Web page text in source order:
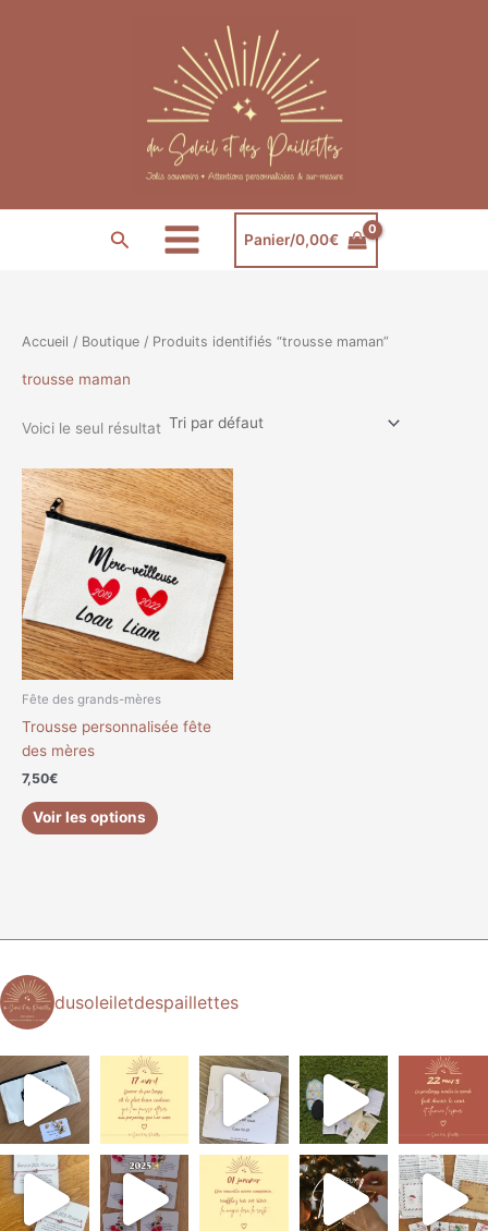
Rechercher Panier/0,00€
Accueil / Boutique / Produits identifiés “trousse maman”
trousse maman
Voici le seul résultat
Fête des grands-mères
Trousse personnalisée fête
des mères
7,50€
Voir les options
dusoleiletdespaillettes